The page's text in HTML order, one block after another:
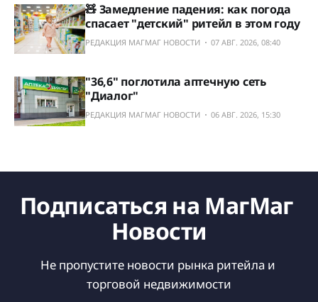
🧸 Замедление падения: как погода
спасает "детский" ритейл в этом году
РЕДАКЦИЯ МАГМАГ НОВОСТИ 07 АВГ. 2026, 08:40
"36,6" поглотила аптечную сеть
"Диалог"
РЕДАКЦИЯ МАГМАГ НОВОСТИ 06 АВГ. 2026, 15:30
Подписаться на МагМаг
Новости
Не пропустите новости рынка ритейла и
торговой недвижимости